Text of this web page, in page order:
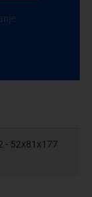
- 52x81x177